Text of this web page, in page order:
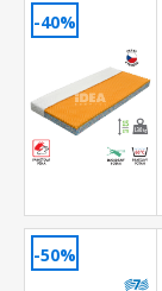
-40%
-50%